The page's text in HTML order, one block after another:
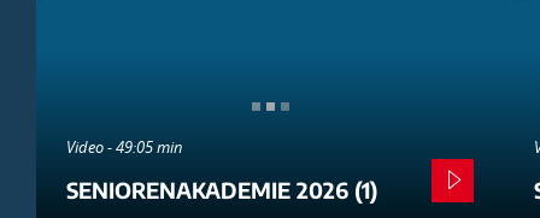
Video - 49:05 min
SENIORENAKADEMIE 2026 (1)